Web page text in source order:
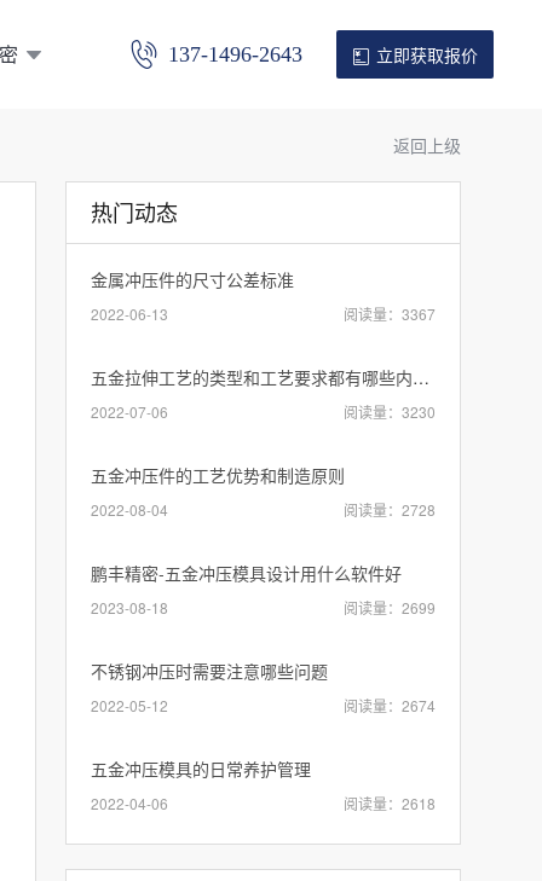
137-1496-2643 立即获取报价
返回上级
热门动态
金属冲压件的尺寸公差标准
2022-06-13 阅读量：3367
五金拉伸工艺的类型和工艺要求都有哪些内容？
2022-07-06 阅读量：3230
五金冲压件的工艺优势和制造原则
2022-08-04 阅读量：2728
鹏丰精密-五金冲压模具设计用什么软件好
2023-08-18 阅读量：2699
不锈钢冲压时需要注意哪些问题
2022-05-12 阅读量：2674
五金冲压模具的日常养护管理
2022-04-06 阅读量：2618